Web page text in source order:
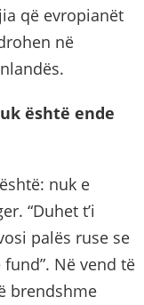
që evropianët
në
është ende
nuk e
“Duhet t’i
palës ruse se
Në vend të
brendshme